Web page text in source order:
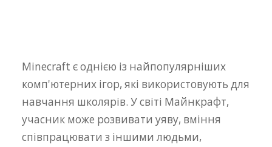
Minecraft є однією із найпопулярніших
комп'ютерних ігор, які використовують для
навчання школярів. У світі Майнкрафт,
учасник може розвивати уяву, вміння
співпрацювати з іншими людьми,